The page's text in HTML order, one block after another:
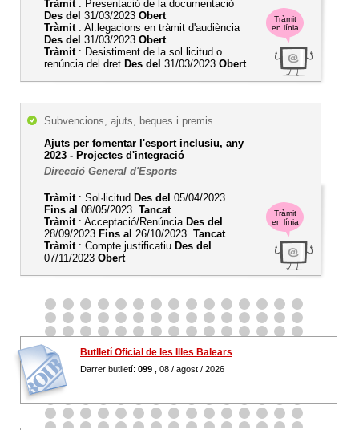
Tràmit
en línia
Tràmit: Presentació de la documentació
Des del 31/03/2023 Obert
Tràmit: Al.legacions en tràmit d'audiència
Des del 31/03/2023 Obert
Tràmit: Desistiment de la sol.licitud o
renúncia del dret Des del 31/03/2023 Obert
Tràmit
en línia
Subvencions, ajuts, beques i premis
Ajuts per fomentar l'esport inclusiu, any
2023 - Projectes d'integració
Direcció General d'Esports
Tràmit: Sol·licitud Des del 05/04/2023
Fins al 08/05/2023. Tancat
Tràmit: Acceptació/Renúncia Des del
28/09/2023 Fins al 26/10/2023. Tancat
Tràmit: Compte justificatiu Des del
07/11/2023 Obert
Butlletí Oficial de les Illes Balears
Darrer butlletí: 099 , 08 / agost / 2026